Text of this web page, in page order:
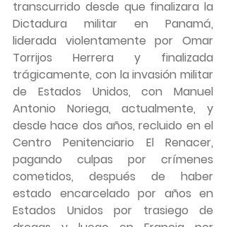
transcurrido desde que finalizara la
Dictadura militar en Panamá,
liderada violentamente por Omar
Torrijos Herrera y finalizada
trágicamente, con la invasión militar
de Estados Unidos, con Manuel
Antonio Noriega, actualmente, y
desde hace dos años, recluido en el
Centro Penitenciario El Renacer,
pagando culpas por crímenes
cometidos, después de haber
estado encarcelado por años en
Estados Unidos por trasiego de